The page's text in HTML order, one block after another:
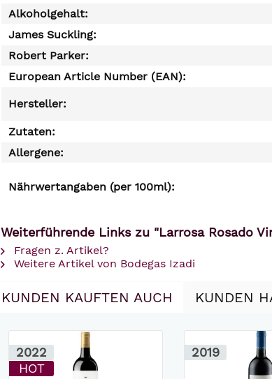
Alkoholgehalt:
James Suckling:
Robert Parker:
European Article Number (EAN):
Hersteller:
Zutaten:
Allergene:
Nährwertangaben (per 100ml):
Weiterführende Links zu "Larrosa Rosado
Fragen z. Artikel?
Weitere Artikel von Bodegas Izadi
KUNDEN KAUFTEN AUCH KUNDEN
2022
HOT
2019